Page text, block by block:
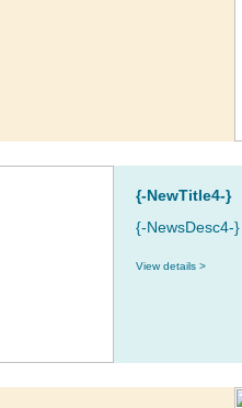
{-NewTitle4-}
{-NewsDesc4-}
View details >